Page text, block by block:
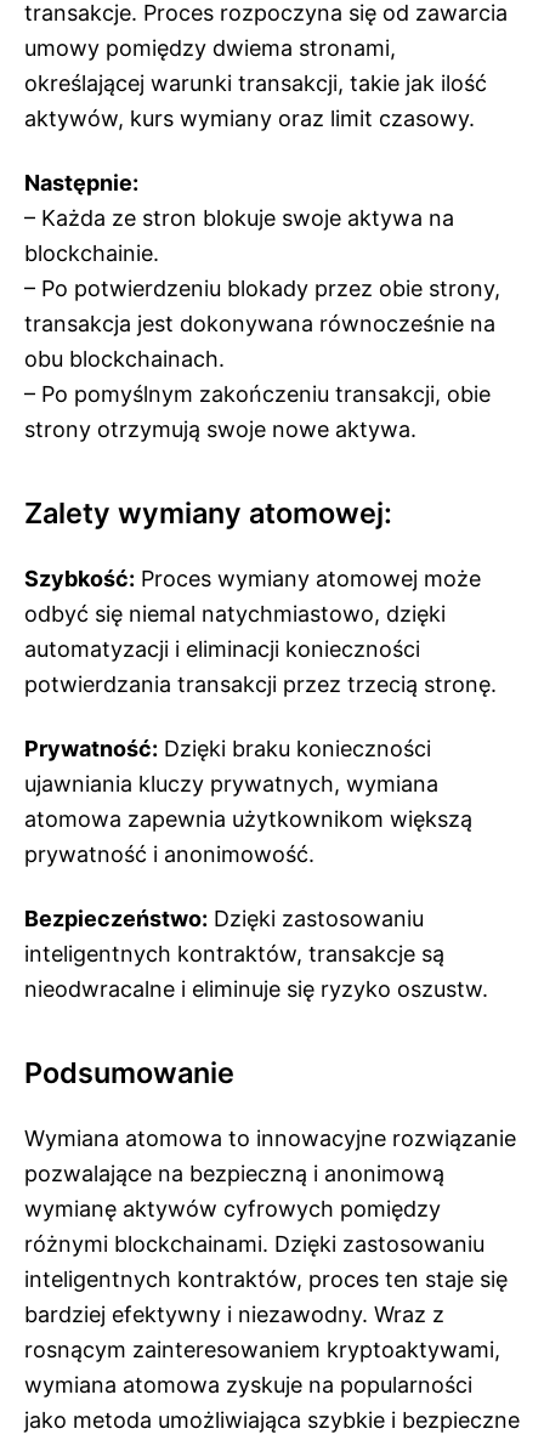
transakcje. Proces rozpoczyna się od zawarcia
umowy pomiędzy dwiema stronami,
określającej warunki transakcji, takie jak ilość
aktywów, kurs wymiany oraz limit czasowy.
Następnie:
– Każda ze stron blokuje swoje aktywa na
blockchainie.
– Po potwierdzeniu blokady przez obie strony,
transakcja jest dokonywana równocześnie na
obu blockchainach.
– Po pomyślnym zakończeniu transakcji, obie
strony otrzymują swoje nowe aktywa.
Zalety wymiany atomowej:
Szybkość: Proces wymiany atomowej może
odbyć się niemal natychmiastowo, dzięki
automatyzacji i eliminacji konieczności
potwierdzania transakcji przez trzecią stronę.
Prywatność: Dzięki braku konieczności
ujawniania kluczy prywatnych, wymiana
atomowa zapewnia użytkownikom większą
prywatność i anonimowość.
Bezpieczeństwo: Dzięki zastosowaniu
inteligentnych kontraktów, transakcje są
nieodwracalne i eliminuje się ryzyko oszustw.
Podsumowanie
Wymiana atomowa to innowacyjne rozwiązanie
pozwalające na bezpieczną i anonimową
wymianę aktywów cyfrowych pomiędzy
różnymi blockchainami. Dzięki zastosowaniu
inteligentnych kontraktów, proces ten staje się
bardziej efektywny i niezawodny. Wraz z
rosnącym zainteresowaniem kryptoaktywami,
wymiana atomowa zyskuje na popularności
jako metoda umożliwiająca szybkie i bezpieczne